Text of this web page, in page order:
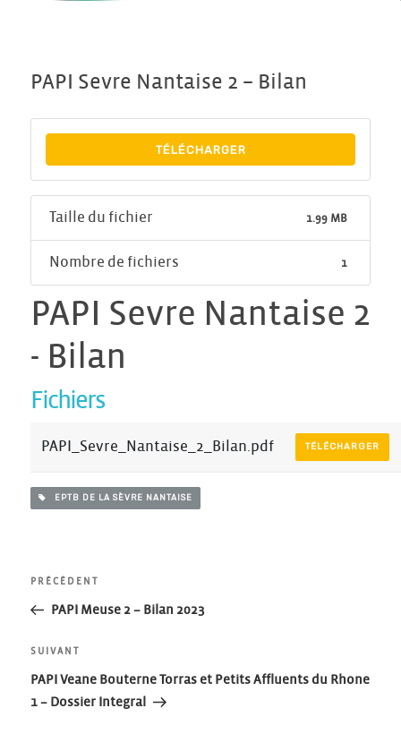
PAPI Sevre Nantaise 2 – Bilan
TÉLÉCHARGER
Taille du fichier 1.99 MB
Nombre de fichiers 1
PAPI Sevre Nantaise 2
- Bilan
Fichiers
PAPI_Sevre_Nantaise_2_Bilan.pdf TÉLÉCHARGER
EPTB DE LA SÈVRE NANTAISE
Navigation
l’article
Article
précédent
PRÉCÉDENT
PAPI Meuse 2 – Bilan 2023
Article
suivant
SUIVANT
PAPI Veane Bouterne Torras et Petits Affluents du Rhone
1 – Dossier Integral